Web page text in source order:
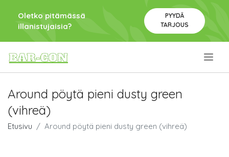
Oletko pitämässä
illanistujaisia?
PYYDÄ
TARJOUS
Around pöytä pieni dusty green
(vihreä)
Etusivu Around pöytä pieni dusty green (vihreä)